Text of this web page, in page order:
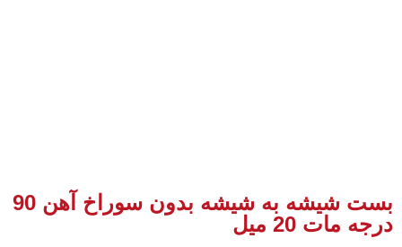
بست شیشه به شیشه بدون سوراخ آهن 90
درجه مات 20 میل